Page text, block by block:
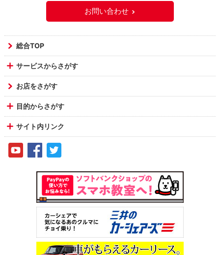
お問い合わせ
総合TOP
サービスからさがす
お店をさがす
目的からさがす
サイト内リンク